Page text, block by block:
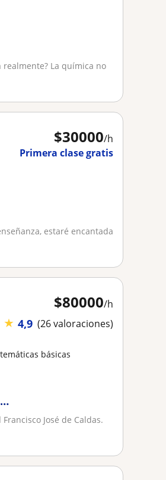
La química no
$30000/h
Primera clase gratis
estaré encantada
$80000/h
★ 4,9 (26 valoraciones)
básicas
José de Caldas.